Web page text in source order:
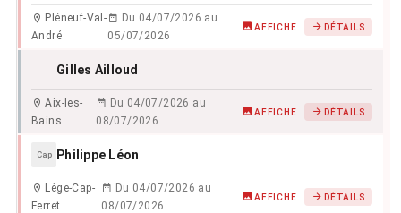
Pléneuf-Val-
André
Du 04/07/2026 au
05/07/2026
AFFICHE DÉTAILS
Gilles Ailloud
Aix-les-
Bains
Du 04/07/2026 au
08/07/2026
AFFICHE DÉTAILS
Cap Philippe Léon
Lège-Cap-
Ferret
Du 04/07/2026 au
08/07/2026
AFFICHE DÉTAILS